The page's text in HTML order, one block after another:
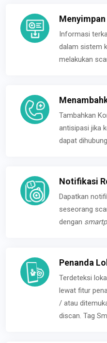
Informasi
dalam sistem
melakukan
Tambahkan
antisipasi jika
dapat
Notifikasi
Dapatkan
seseorang
dengan
Penanda
Terdeteksi
lewat fitur
/ atau
discan. Tag